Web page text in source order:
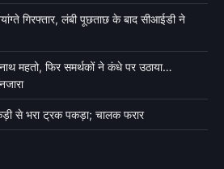
गिरफ्तार, लंबी पूछताछ के बाद सीआईडी ने
महतो, फिर समर्थकों ने कंधे पर उठाया…
से भरा ट्रक पकड़ा; चालक फरार